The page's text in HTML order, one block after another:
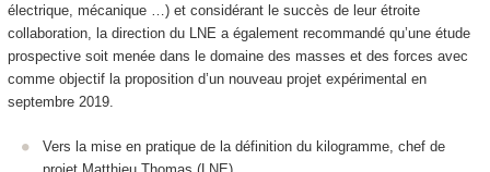
électrique, mécanique …) et considérant le succès de leur étroite
collaboration, la direction du LNE a également recommandé qu’une étude
prospective soit menée dans le domaine des masses et des forces avec
comme objectif la proposition d’un nouveau projet expérimental en
septembre 2019.
Vers la mise en pratique de la définition du kilogramme, chef de